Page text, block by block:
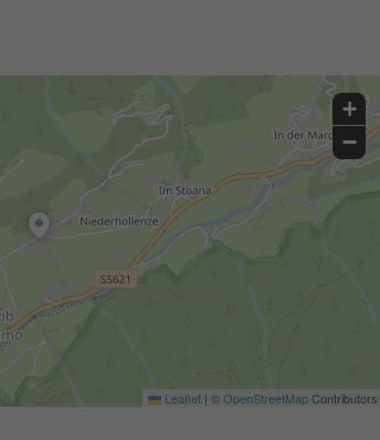
+
−
Leaflet | ©OpenStreetMapContributors